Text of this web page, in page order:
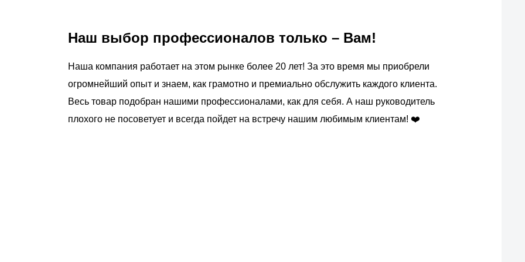
Наш выбор профессионалов только – Вам!
Наша компания работает на этом рынке более 20 лет! За это время мы приобрели
огромнейший опыт и знаем, как грамотно и премиально обслужить каждого клиента.
Весь товар подобран нашими профессионалами, как для себя. А наш руководитель
плохого не посоветует и всегда пойдет на встречу нашим любимым клиентам! ❤️